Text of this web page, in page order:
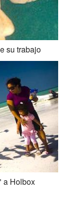
su trabajo
a Holbox